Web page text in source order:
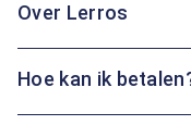
Over Lerros
Hoe kan ik